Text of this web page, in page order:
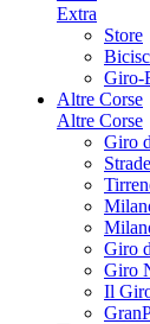
Extra
Store
Giro-
Altre Corse
Altre Corse
Giro
Giro
Giro
Il